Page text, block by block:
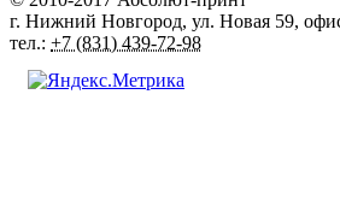
г. Нижний Новгород, ул. Новая 59,
тел.: +7 (831) 439-72-98